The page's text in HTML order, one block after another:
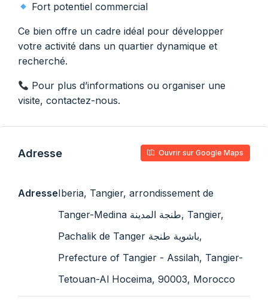
Fort potentiel commercial
Ce bien offre un cadre idéal pour développer
votre activité dans un quartier dynamique et
recherché.
Pour plus d’informations ou organiser une
visite, contactez-nous.
Adresse Ouvrir sur Google Maps
AdresseIberia, Tangier, arrondissement de
Tanger-Medina طنجة المدينة, Tangier,
Pachalik de Tanger باشوية طنجة,
Prefecture of Tangier - Assilah, Tangier-
Tetouan-Al Hoceima, 90003, Morocco